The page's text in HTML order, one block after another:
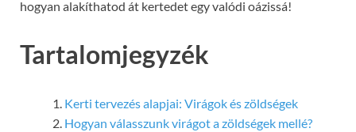
hogyan alakíthatod át kertedet egy valódi oázissá!
Tartalomjegyzék
Kerti tervezés alapjai: Virágok és zöldségek
Hogyan válasszunk virágot a zöldségek mellé?